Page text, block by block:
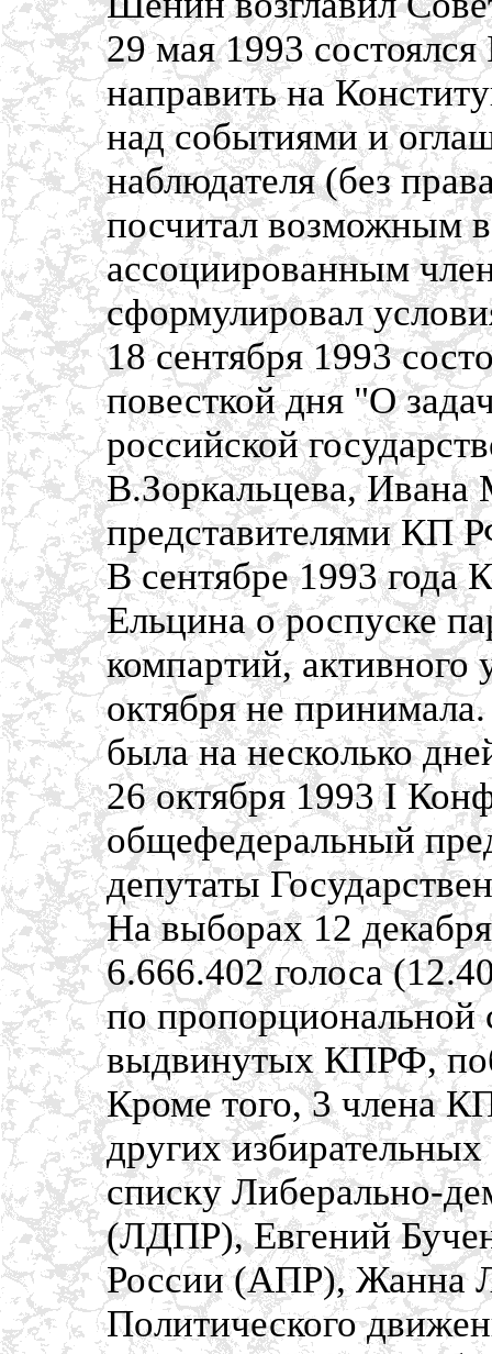
29 мая 1993
направить на
над событиями и
наблюдателя (без
посчитал возможным
ассоциированным
сформулировал
18 сентября 1993
повесткой дня "О
российской
В.Зоркальцева, Ивана
представителями
В сентябре 1993 года
Ельцина о роспуске
компартий, активного
октября не
была на несколько
26 октября 1993 I
общефедеральный
депутаты
На выборах 12
6.666.402 голоса
по пропорциональной
выдвинутых КПРФ,
Кроме того, 3 члена
других
списку Либерально-
(ЛДПР), Евгений
России (АПР), Жанна
Политического